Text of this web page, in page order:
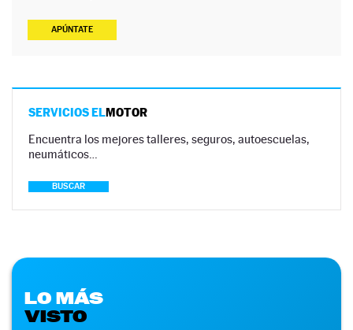
APÚNTATE
SERVICIOS ELMOTOR
Encuentra los mejores talleres, seguros, autoescuelas,
neumáticos…
BUSCAR
LO MÁS
VISTO